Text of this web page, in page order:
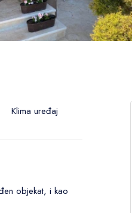
Klima uređaj
objekat, i kao